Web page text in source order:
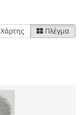
Χάρτης Πλέγμα